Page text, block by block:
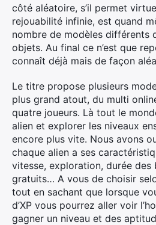
côté aléatoire, s’il permet
rejouabilité infinie, est quand
nombre de modèles différents
objets. Au final ce n’est que
connaît déjà mais de façon
Le titre propose plusieurs
plus grand atout, du multi
quatre joueurs. Là tout le
alien et explorer les niveaux
encore plus vite. Nous avons
chaque alien a ses
vitesse, exploration, durée des
gratuits… A vous de choisir
tout en sachant que lorsque
d’XP vous pourrez aller voir
gagner un niveau et des